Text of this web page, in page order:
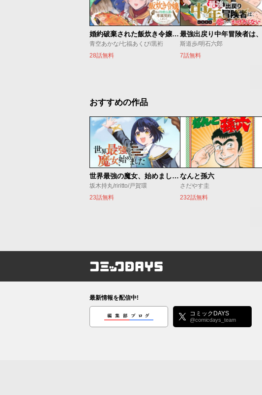
婚約破棄された飯炊き令嬢の私は冷酷公爵と専属契約しました～ですが胃袋を掴んだ結果、冷たかった公爵様がどんどん優しくなっています～
青空あかな/七福あくび/黒裄
28話無料
斯道歩/明石六郎
7話無料
おすすめの作品
世界最強の魔女、始めました ～私だけ『攻略サイト』を見れる世界で自由に生きます～
坂木持丸/riritto/戸賀環
23話無料
なんと孫六
さだやす圭
232話無料
コミックDAYS
最新情報を配信中!
編集部ブログ コミックDAYS
@comicdays_team